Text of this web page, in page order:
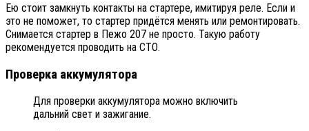
Ею стоит замкнуть контакты на стартере, имитируя реле. Если и
это не поможет, то стартер придётся менять или ремонтировать.
Снимается стартер в Пежо 207 не просто. Такую работу
рекомендуется проводить на СТО.
Проверка аккумулятора
Для проверки аккумулятора можно включить
дальний свет и зажигание.